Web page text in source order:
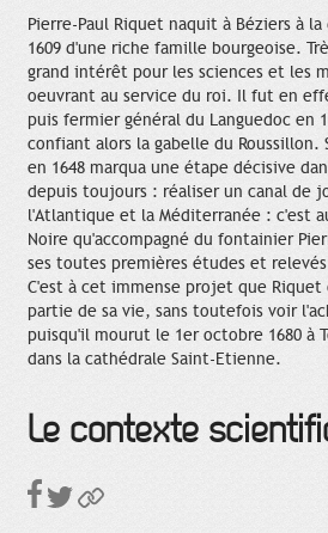
Pierre-Paul Riquet naquit à Béziers à
1609 d'une riche famille bourgeoise.
grand intérêt pour les sciences et les
oeuvrant au service du roi. Il fut en
puis fermier général du Languedoc en
confiant alors la gabelle du Roussillon.
en 1648 marqua une étape décisive
depuis toujours : réaliser un canal de
l'Atlantique et la Méditerranée : c'est
Noire qu'accompagné du fontainier
ses toutes premières études et
C'est à cet immense projet que Riquet
partie de sa vie, sans toutefois voir
puisqu'il mourut le 1er octobre 1680 à
dans la cathédrale Saint-Etienne.
Le contexte